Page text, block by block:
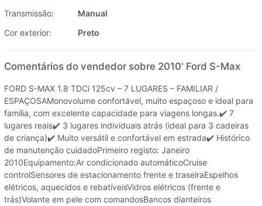
Transmissão:
Manual
Cor exterior:
Preto
Comentários do vendedor sobre 2010' Ford S-Max
FORD S-MAX 1.8 TDCi 125cv – 7 LUGARES – FAMILIAR /
ESPAÇOSAMonovolume confortável, muito espaçoso e ideal para
família, com excelente capacidade para viagens longas.✔️ 7
lugares reais✔️ 3 lugares individuais atrás (ideal para 3 cadeiras
de criança)✔️ Muito versátil e confortável em estrada✔️ Histórico
de manutenção cuidadoPrimeiro registo: Janeiro
2010Equipamento:Ar condicionado automáticoCruise
controlSensores de estacionamento frente e traseiraEspelhos
elétricos, aquecidos e rebatíveisVidros elétricos (frente e
trás)Volante em pele com comandosBancos dianteiros